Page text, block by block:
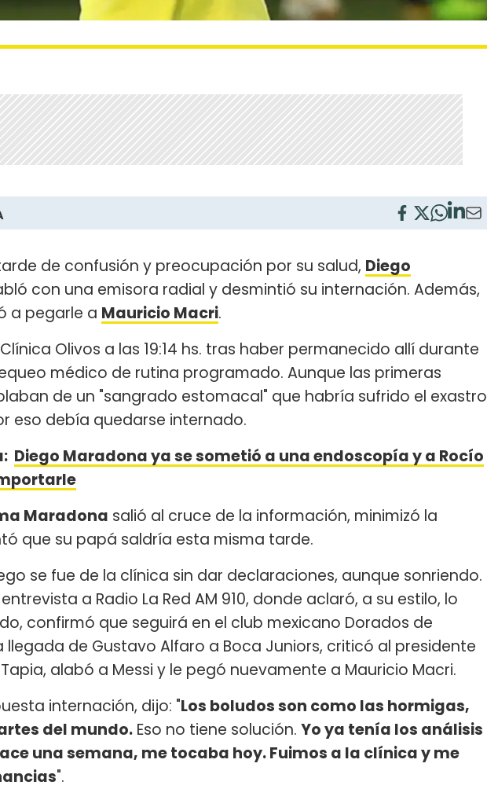
de confusión y preocupación por su salud, Diego
con una emisora radial y desmintió su internación. Además,
a pegarle a Mauricio Macri.
Clínica Olivos a las 19:14 hs. tras haber permanecido allí durante
médico de rutina programado. Aunque las primeras
de un "sangrado estomacal" que habría sufrido el exastro
eso debía quedarse internado.
Diego Maradona ya se sometió a una endoscopía y a Rocío
Maradona salió al cruce de la información, minimizó la
que su papá saldría esta misma tarde.
se fue de la clínica sin dar declaraciones, aunque sonriendo.
a Radio La Red AM 910, donde aclaró, a su estilo, lo
confirmó que seguirá en el club mexicano Dorados de
llegada de Gustavo Alfaro a Boca Juniors, criticó al presidente
alabó a Messi y le pegó nuevamente a Mauricio Macri.
internación, dijo: "Los boludos son como las hormigas,
del mundo. Eso no tiene solución. Yo ya tenía los análisis
una semana, me tocaba hoy. Fuimos a la clínica y me
".